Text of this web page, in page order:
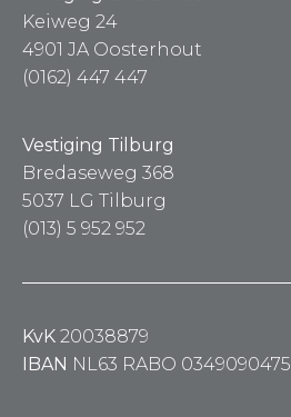
Keiweg 24
4901 JA Oosterhout
(0162) 447 447
Vestiging Tilburg
Bredaseweg 368
5037 LG Tilburg
(013) 5 952 952
KvK 20038879
IBAN NL63 RABO 0349090475